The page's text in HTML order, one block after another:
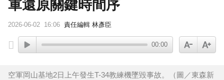
軍還原關鍵時間序
2026-06-02 16:06 責任編輯 林彥臣
00:00
空軍岡山基地2日上午發生T-34教練機墜毀事故。（圖／東森新